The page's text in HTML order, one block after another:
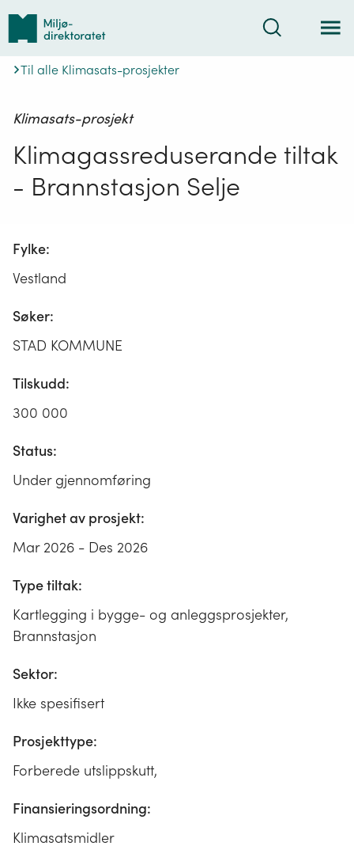
Tilbake
forsiden
Søk
Til alle Klimasats-prosjekter
Klimasats-prosjekt
Klimagassreduserande tiltak
- Brannstasjon Selje
Fylke:
Vestland
Søker:
STAD KOMMUNE
Tilskudd:
300 000
Status:
Under gjennomføring
Varighet av prosjekt:
Mar 2026 - Des 2026
Type tiltak:
Kartlegging i bygge- og anleggsprosjekter,
Brannstasjon
Sektor:
Ikke spesifisert
Prosjekttype:
Forberede utslippskutt,
Finansieringsordning:
Klimasatsmidler